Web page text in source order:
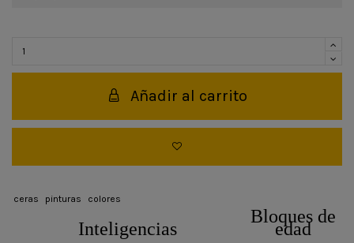
Añadir al carrito
ceras pinturas colores
Inteligencias
Bloques de
edad